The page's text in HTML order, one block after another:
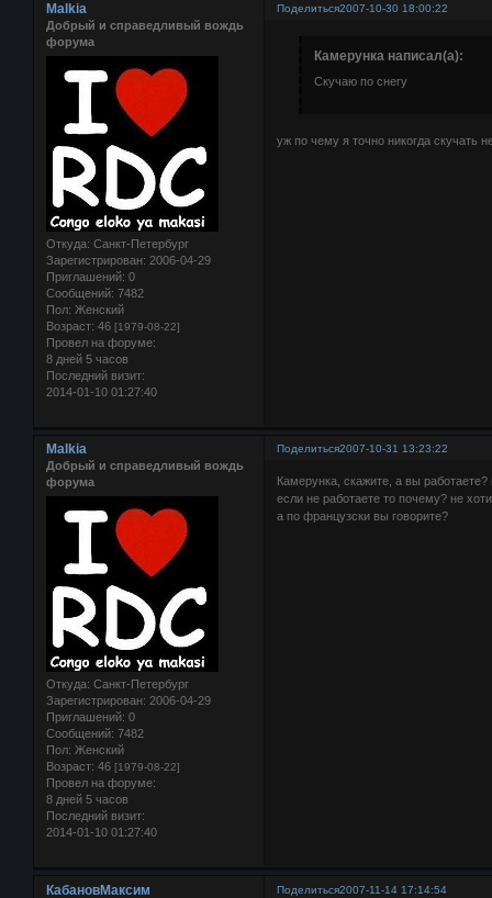
Поделиться2007-10-30 18:00:22
Malkia
Добрый и справедливый вождь
форума
Откуда: Санкт-Петербург
Зарегистрирован: 2006-04-29
Приглашений: 0
Сообщений: 7482
Пол: Женский
Возраст: 46 [1979-08-22]
Провел на форуме:
8 дней 5 часов
Последний визит:
2014-01-10 01:27:40
Камерунка написал(а):
Скучаю по снегу
уж по чему я точно никогда скучать
Поделиться2007-10-31 13:23:22
Malkia
Добрый и справедливый вождь
форума
Откуда: Санкт-Петербург
Зарегистрирован: 2006-04-29
Приглашений: 0
Сообщений: 7482
Пол: Женский
Возраст: 46 [1979-08-22]
Провел на форуме:
8 дней 5 часов
Последний визит:
2014-01-10 01:27:40
Камерунка, скажите, а вы
если не работаете то почему? не
а по французски вы говорите?
Поделиться2007-11-14 17:14:54
КабановМаксим